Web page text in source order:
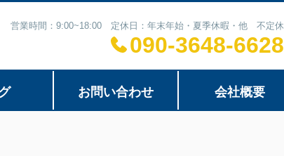
営業時間：9:00~18:00 定休日：年末年始・夏季休暇・他 不定休
090-3648-6628
お問い合わせ 会社概要